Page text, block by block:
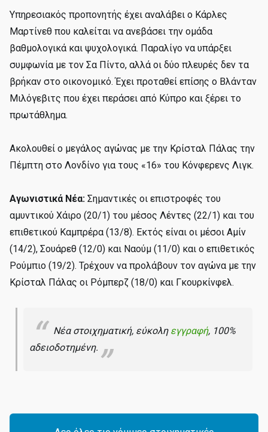
Υπηρεσιακός προπονητής έχει αναλάβει ο Κάρλες
Μαρτίνεθ που καλείται να ανεβάσει την ομάδα
βαθμολογικά και ψυχολογικά. Παραλίγο να υπάρξει
συμφωνία με τον Σα Πίντο, αλλά οι δύο πλευρές δεν τα
βρήκαν στο οικονομικό. Έχει προταθεί επίσης ο Βλάνταν
Μιλόγεβιτς που έχει περάσει από Κύπρο και ξέρει το
πρωτάθλημα.
Ακολουθεί ο μεγάλος αγώνας με την Κρίσταλ Πάλας την
Πέμπτη στο Λονδίνο για τους «16» του Κόνφερενς Λιγκ.
Αγωνιστικά Νέα: Σημαντικές οι επιστροφές του
αμυντικού Χάιρο (20/1) του μέσος Λέντες (22/1) και του
επιθετικού Καμπρέρα (13/8). Εκτός είναι οι μέσοι Αμίν
(14/2), Σουάρεθ (12/0) και Ναούμ (11/0) και ο επιθετικός
Ρούμπιο (19/2). Τρέχουν να προλάβουν τον αγώνα με την
Κρίσταλ Πάλας οι Ρόμπερζ (18/0) και Γκουρκίνφελ.
Νέα στοιχηματική, εύκολη εγγραφή, 100%
αδειοδοτημένη.